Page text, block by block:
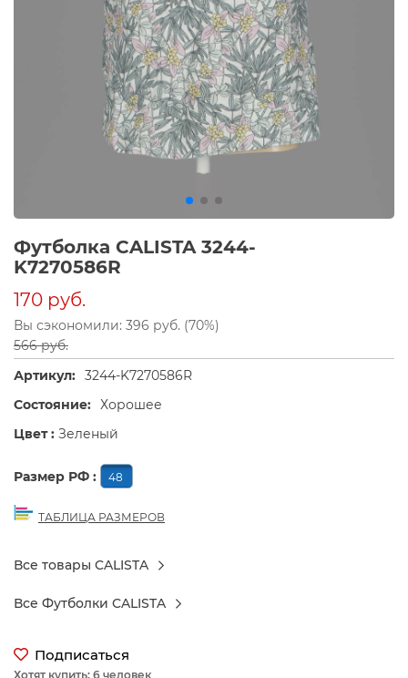
Футболка CALISTA 3244-
K7270586R
170 руб.
Вы сэкономили: 396 руб. (70%)
566 руб.
Артикул: 3244-K7270586R
Состояние: Хорошее
Цвет : Зеленый
Размер РФ : 48
ТАБЛИЦА РАЗМЕРОВ
Все товары CALISTA
Все Футболки CALISTA
Подписаться
Хотят купить: 6 человек